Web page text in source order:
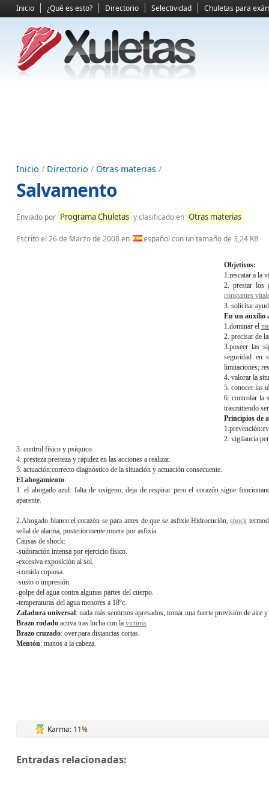
Inicio ¿Qué es esto? Directorio Selectividad Chuletas para
Inicio / Directorio / Otras materias /
Salvamento
Enviado por Programa Chuletas y clasificado en Otras materias
Escrito el 26 de Marzo de 2008en español con un tamaño de 3,24 KB
Objetivos:
1.rescatar a la
2. prestar los
constantes
3. solicitar
En un auxilio
1.dominar el
2. precisar de
3.poseer las
seguridad en
limitaciones;
4. valorar la
5. conocer las
6. controlar la
trasmitiendo
Principios de
2.
3. control:físico y psíquico.
4. presteza:presteza y rapidez en las acciones a realizar.
5. actuación:correcto diagnóstico de la situación y actuación consecuente.
El ahogamiento:
1. el ahogado azul: falta de oxigeno, deja de respirar pero el corazón sigue
aparente.
2.Ahogado blanco:el corazón se para antes de que se asfixie.Hidrocución,shock
señal de alarma, posteriormente muere por asfixia.
Causas de shock:
-sudoración intensa por ejercicio físico.
-excesiva exposición al sol.
-comida copiosa.
-susto o impresión.
-golpe del agua contra algunas partes del cuerpo.
-temperaturas del agua menores a 18ºc.
Zafadura universal: nada más sentirnos apresados, tomar una fuerte provisión de aire
Brazo rodado:activa.tras lucha con la victima.
Brazo cruzado: over.para distancias cortas.
Mentón: manos a la cabeza.
Karma: 11%
Entradas relacionadas: